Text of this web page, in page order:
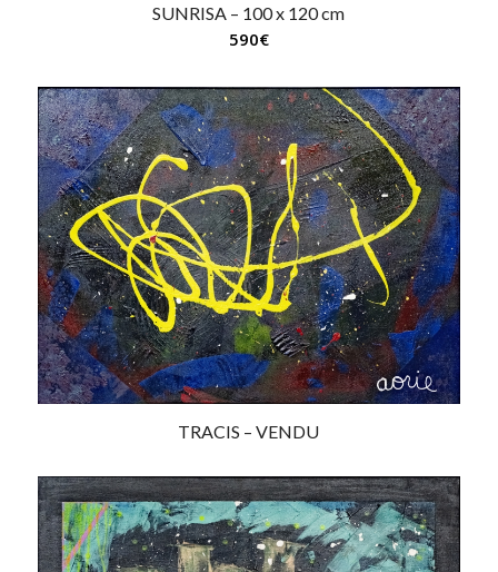
SUNRISA – 100 x 120 cm
590€
TRACIS – VENDU